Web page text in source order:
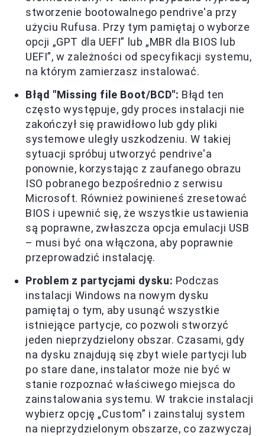
stworzenie bootowalnego pendrive'a przy
użyciu Rufusa. Przy tym pamiętaj o wyborze
opcji „GPT dla UEFI” lub „MBR dla BIOS lub
UEFI”, w zależności od specyfikacji systemu,
na którym zamierzasz instalować.
Błąd "Missing file Boot/BCD": Błąd ten
często występuje, gdy proces instalacji nie
zakończył się prawidłowo lub gdy pliki
systemowe uległy uszkodzeniu. W takiej
sytuacji spróbuj utworzyć pendrive'a
ponownie, korzystając z zaufanego obrazu
ISO pobranego bezpośrednio z serwisu
Microsoft. Również powinieneś zresetować
BIOS i upewnić się, że wszystkie ustawienia
są poprawne, zwłaszcza opcja emulacji USB
– musi być ona włączona, aby poprawnie
przeprowadzić instalację.
Problem z partycjami dysku: Podczas
instalacji Windows na nowym dysku
pamiętaj o tym, aby usunąć wszystkie
istniejące partycje, co pozwoli stworzyć
jeden nieprzydzielony obszar. Czasami, gdy
na dysku znajdują się zbyt wiele partycji lub
po stare dane, instalator może nie być w
stanie rozpoznać właściwego miejsca do
zainstalowania systemu. W trakcie instalacji
wybierz opcję „Custom” i zainstaluj system
na nieprzydzielonym obszarze, co zazwyczaj